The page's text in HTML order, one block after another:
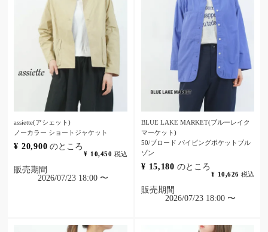
assiette(アシェット)
ノーカラー ショートジャケット
¥ 20,900 のところ
¥ 10,450 税込
販売期間
2026/07/23 18:00 〜
BLUE LAKE MARKET(ブルーレイク
マーケット)
50/ブロード パイピングポケットブル
ゾン
¥ 15,180 のところ
¥ 10,626 税込
販売期間
2026/07/23 18:00 〜